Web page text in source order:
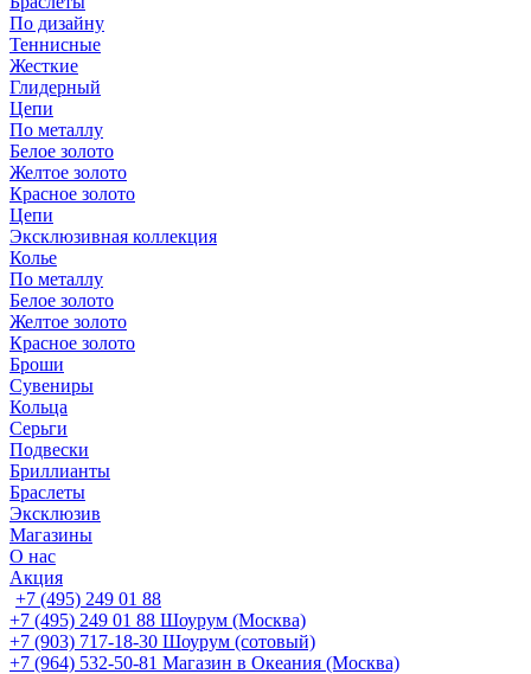
По дизайну
Теннисные
Жесткие
Глидерный
Цепи
По металлу
Белое золото
Желтое золото
Красное золото
Цепи
Эксклюзивная коллекция
Колье
По металлу
Белое золото
Желтое золото
Красное золото
Броши
Сувениры
Кольца
Серьги
Подвески
Бриллианты
Браслеты
Эксклюзив
Магазины
О нас
Акция
+7 (495) 249 01 88
+7 (495) 249 01 88 Шоурум (Москва)
+7 (903) 717-18-30 Шоурум (сотовый)
+7 (964) 532-50-81 Магазин в Океания (Москва)